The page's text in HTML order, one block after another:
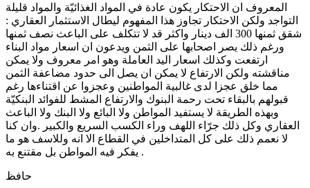
المعروف ان الاحتكار يكون عادة في المواد الغذائيّة والمواد قليلة
التواجد ولكن الاحتكار تجاوز هذا المفهوم ليطال الاستثمار العقاري :
شقق ثمنها 300 الف دينار واكثر قد لا تتكلف على الباعث نصف ثمنها
ورغم ذلك يصر اصحابها على الثمن ويدعون ان اسعار مواد البناء
ارتفعت وكذلك اسعار اليد العاملة وهو امر معروف ولا يمكن
مناقشته ولكن الارتفاع لا يمكن ان يصل الى حدود مضاعفة الثمن
مما خلق عجزا لدى غالبية المواطنين وعجزوا عن اقتناءها رغم
قبولهم بالبقاء تحت رحمة البنوك والارتفاع المشط للفوائد البنكيّة
وبهذه الطريقة لا يستفيد المواطن ولا البائع ولا البنك ولا الباعث
العقاري وكل ذلك جرّاء اللهف وراء الكسب السريع والكبير .وان كنا
لا نعمم ذلك على كل المتداخلين في القطاع الا انه وللاسف هو ما
يفكر فيه المواطن بل مقتنع به .
حافظ